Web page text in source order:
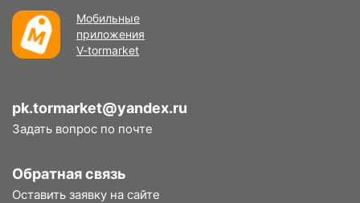
Мобильные
приложения
V-tormarket
pk.tormarket@yandex.ru
Задать вопрос по почте
Обратная связь
Оставить заявку на сайте